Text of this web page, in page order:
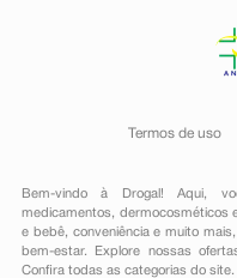
Termos de uso
Bem-vindo à Drogal! Aqui,
medicamentos , dermocosméticos
e bebê, conveniênciae muito mais,
bem-estar. Explore nossas
Confira todas as categorias do site.